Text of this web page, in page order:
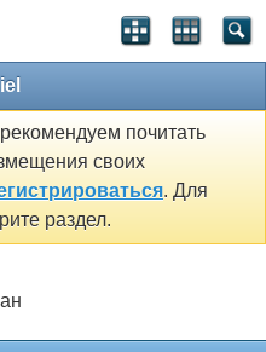
почитать
своих
. Для
раздел.